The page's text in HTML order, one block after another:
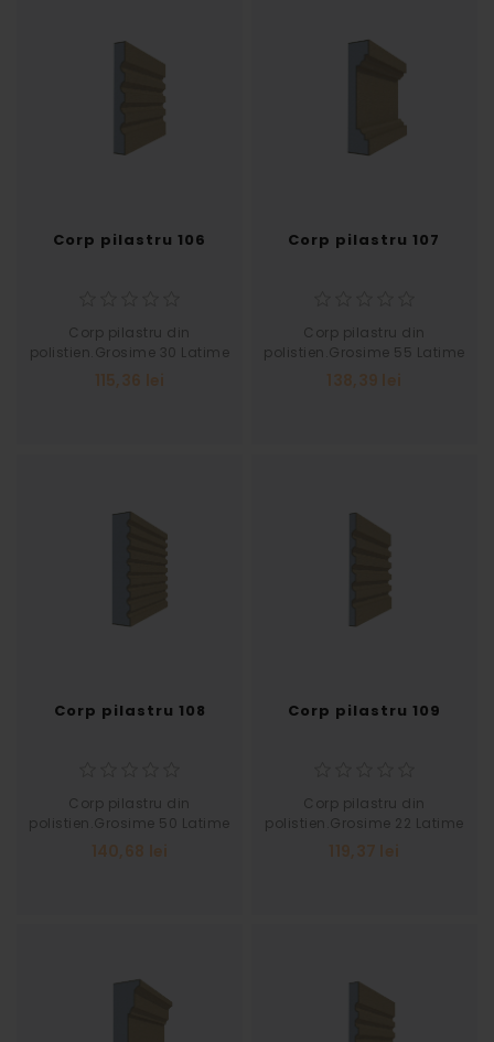
Corp pilastru 106
Corp pilastru din
polistien.Grosime 30 Latime
250
115,36 lei
Corp pilastru 107
Corp pilastru din
polistien.Grosime 55 Latime
250
138,39 lei
Corp pilastru 108
Corp pilastru din
polistien.Grosime 50 Latime
270
140,68 lei
Corp pilastru 109
Corp pilastru din
polistien.Grosime 22 Latime
292
119,37 lei